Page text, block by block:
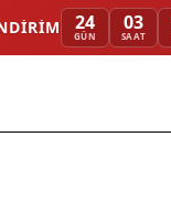
24
GÜN
03
SAAT